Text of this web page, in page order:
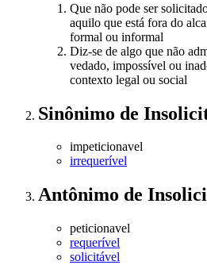
Que não pode ser
aquilo que está fora do
formal ou informal
Diz-se de algo que não
vedado, impossível ou
contexto legal ou social
Sinônimo de
impeticionavel
irrequerível
Antônimo de
peticionavel
requerível
solicitável